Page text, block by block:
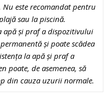
este recomandat pentru
sau la piscină.
apă și praf a dispozitivului
și poate scădea
la apă și praf a
poate, de asemenea, să
din cauza uzurii normale.